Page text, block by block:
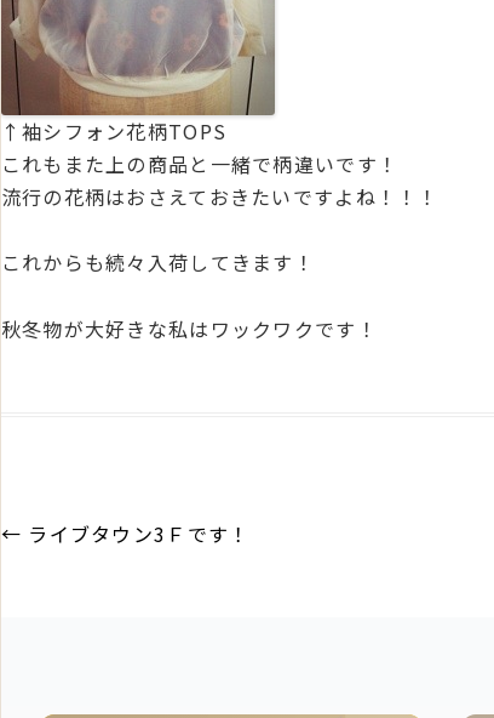
↑袖シフォン花柄TOPS
これもまた上の商品と一緒で柄違いです！
流行の花柄はおさえておきたいですよね！！！
これからも続々入荷してきます！
秋冬物が大好きな私はワックワクです！
投
← ライブタウン3Ｆです！